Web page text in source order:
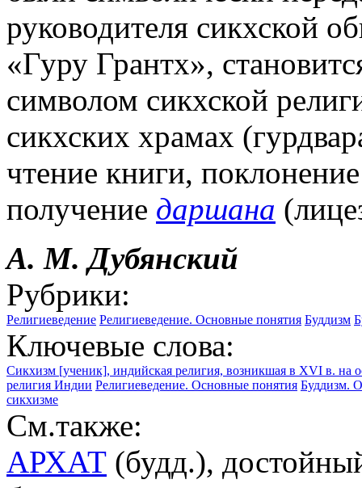
руководителя сикхской
«Гуру Грантх»,
символом сикхской
сикхских храмах
чтение книги,
получение даршана
А. М. Дубянский
Рубрики:
Религиеведение Религиеведение. Основные понятия Буддизм
Ключевые слова:
Сикхизм [ученик], индийская религия, возникшая в XVI в. на
религия Индии Религиеведение. Основные понятия Буддизм.
сикхизме
См.также:
АРХАТ (будд.),